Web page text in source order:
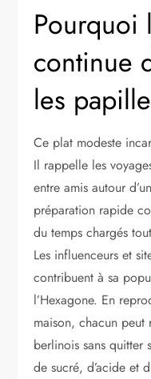
Pourquoi
continue
les
Ce plat modeste
Il rappelle les
entre amis autour
préparation rapide
du temps chargés
Les influenceurs et
contribuent à sa
l’Hexagone. En
maison, chacun peut
berlinois sans quitter
de sucré, d’acide et